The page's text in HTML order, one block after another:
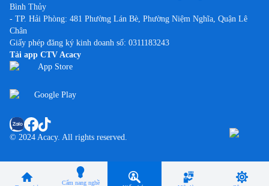
Cẩm nang nghề
Bình Thủy
- TP. Hải Phòng: 481 Phường Lán Bè, Phường Niệm Nghĩa, Quận Lê
Chân
Giấy phép đăng ký kinh doanh số: 0311183243
Tải app CTV Acacy
© 2024 Acacy. All rights reserved.